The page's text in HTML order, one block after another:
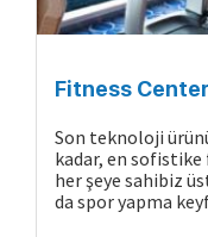
Fitness Center
Son teknoloji
kadar, en
her şeye sahibiz
da spor yapma